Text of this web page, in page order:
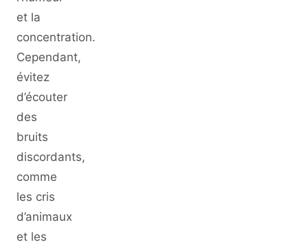
et la
concentration.
Cependant,
évitez
d’écouter
des
bruits
discordants,
comme
les cris
d’animaux
et les